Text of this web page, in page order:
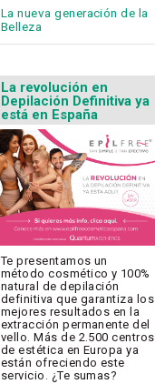
La nueva generación de la
Belleza
La revolución en
Depilación Definitiva ya
está en España
Te presentamos un
método cosmético y 100%
natural de depilación
definitiva que garantiza los
mejores resultados en la
extracción permanente del
vello. Más de 2.500 centros
de estética en Europa ya
están ofreciendo este
servicio. ¿Te sumas?